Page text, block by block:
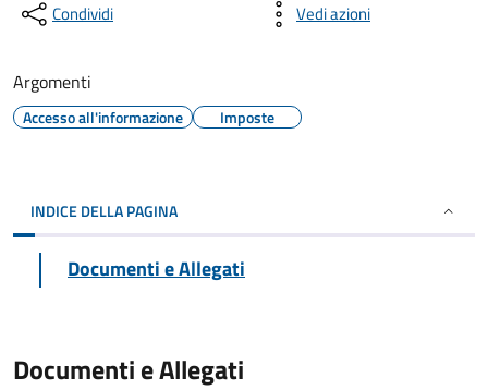
Condividi Vedi azioni
Argomenti
Accesso all'informazione Imposte
INDICE DELLA PAGINA
Documenti e Allegati
Documenti e Allegati